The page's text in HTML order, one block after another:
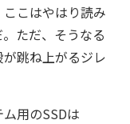
こはやはり読み
ただ、そうなる
跳ね上がるジレ
用のSSDは